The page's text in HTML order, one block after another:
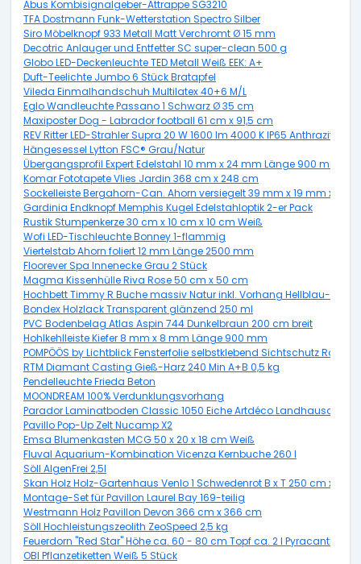
Abus Kombisignalgeber-Attrappe SG3210
TFA Dostmann Funk-Wetterstation Spectro Silber
Siro Möbelknopf 933 Metall Matt Verchromt Ø 15 mm
Decotric Anlauger und Entfetter SC super-clean 500 g
Globo LED-Deckenleuchte TED Metall Weiß EEK: A+
Duft-Teelichte Jumbo 6 Stück Bratapfel
Vileda Einmalhandschuh Multilatex 40+6 M/L
Eglo Wandleuchte Passano 1 Schwarz Ø 35 cm
Maxiposter Dog - Labrador football 61 cm x 91,5 cm
REV Ritter LED-Strahler Supra 20 W 1600 lm 4000 K IP65 Anthrazit
Hängesessel Lytton FSC® Grau/Natur
Übergangsprofil Expert Edelstahl 10 mm x 24 mm Länge 900 mm
Komar Fototapete Vlies Jardin 368 cm x 248 cm
Sockelleiste Bergahorn-Can. Ahorn versiegelt 39 mm x 19 mm x
Gardinia Endknopf Memphis Kugel Edelstahloptik 2-er Pack
Rustik Stumpenkerze 30 cm x 10 cm x 10 cm Weiß
Wofi LED-Tischleuchte Bonney 1-flammig
Viertelstab Ahorn foliert 12 mm Länge 2500 mm
Floorever Spa Innenecke Grau 2 Stück
Magma Kissenhülle Riva Rose 50 cm x 50 cm
Hochbett Timmy R Buche massiv Natur inkl. Vorhang Hellblau-
Bondex Holzlack Transparent glänzend 250 ml
PVC Bodenbelag Atlas Aspin 744 Dunkelbraun 200 cm breit
Hohlkehlleiste Kiefer 8 mm x 8 mm Länge 900 mm
POMPÖÖS by Lichtblick Fensterfolie selbstklebend Sichtschutz Rot 50
RTM Diamant Casting Gieß-Harz 240 Min A+B 0,5 kg
Pendelleuchte Frieda Beton
MOONDREAM 100% Verdunklungsvorhang
Parador Laminatboden Classic 1050 Eiche Artdéco Landhausdiele
Pavillo Pop-Up Zelt Nucamp X2
Emsa Blumenkasten MCG 50 x 20 x 18 cm Weiß
Fluval Aquarium-Kombination Vicenza Kernbuche 260 l
Söll AlgenFrei 2,5l
Skan Holz Holz-Gartenhaus Venlo 1 Schwedenrot B x T 250 cm x 250
Montage-Set für Pavillon Laurel Bay 169-teilig
Westmann Holz Pavillon Devon 366 cm x 366 cm
Söll Hochleistungszeolith ZeoSpeed 2,5 kg
Feuerdorn "Red Star" Höhe ca. 60 - 80 cm Topf ca. 2 l Pyracantha
OBI Pflanzetiketten Weiß 5 Stück